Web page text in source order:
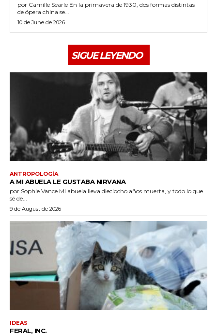
por Camille Searle En la primavera de 1930, dos formas distintas
de ópera china se...
10 de June de 2026
SIGUE LEYENDO
ANTROPOLOGÍA
A MI ABUELA LE GUSTABA NIRVANA
por Sophie Vance Mi abuela lleva dieciocho años muerta, y todo lo que
sé de...
9 de August de 2026
IDEAS
FERAL, INC.